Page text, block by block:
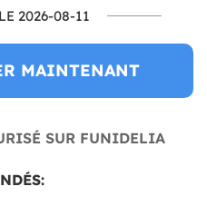
2026-08-11
MAINTENANT
SUR FUNIDELIA